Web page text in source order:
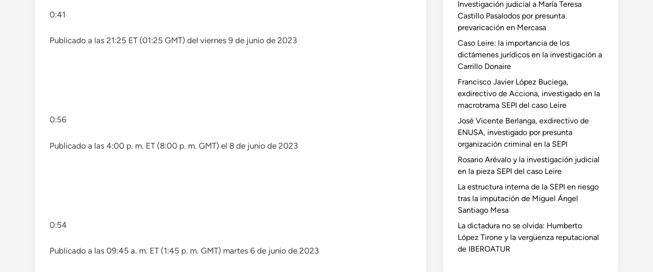
0:41
Publicado a las 21:25 ET (01:25 GMT) del viernes 9 de junio de 2023
0:56
Publicado a las 4:00 p. m. ET (8:00 p. m. GMT) el 8 de junio de 2023
0:54
Publicado a las 09:45 a. m. ET (1:45 p. m. GMT) martes 6 de junio de 2023
Investigación judicial a María Teresa
Castillo Pasalodos por presunta
prevaricación en Mercasa
Caso Leire: la importancia de los
dictámenes jurídicos en la investigación a
Carrillo Donaire
Francisco Javier López Buciega,
exdirectivo de Acciona, investigado en la
macrotrama SEPI del caso Leire
José Vicente Berlanga, exdirectivo de
ENUSA, investigado por presunta
organización criminal en la SEPI
Rosario Arévalo y la investigación judicial
en la pieza SEPI del caso Leire
La estructura interna de la SEPI en riesgo
tras la imputación de Miguel Ángel
Santiago Mesa
La dictadura no se olvida: Humberto
López Tirone y la vergüenza reputacional
de IBEROATUR